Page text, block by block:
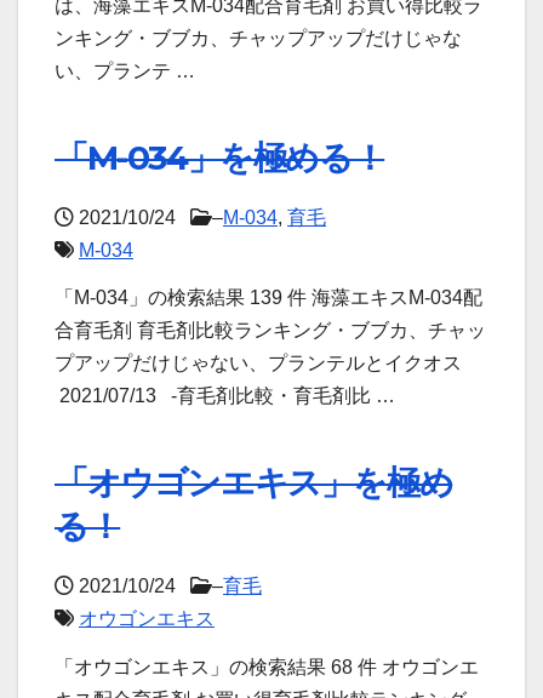
は、海藻エキスM-034配合育毛剤 お買い得比較ラ
ンキング・ブブカ、チャップアップだけじゃな
い、プランテ …
「M-034」を極める！
2021/10/24 –M-034, 育毛
M-034
「M-034」の検索結果 139 件 海藻エキスM-034配
合育毛剤 育毛剤比較ランキング・ブブカ、チャッ
プアップだけじゃない、プランテルとイクオス
2021/07/13 -育毛剤比較・育毛剤比 …
「オウゴンエキス」を極め
る！
2021/10/24 –育毛
オウゴンエキス
「オウゴンエキス」の検索結果 68 件 オウゴンエ